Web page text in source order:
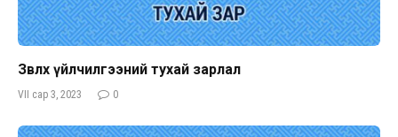
Зөвлөх үйлчилгээний тухай зарлал
VII сар 3, 2023 0